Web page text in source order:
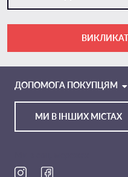
TELEGRAM
МИ В ІНШИХ МІСТАХ
ДОПОМОГА ПОКУПЦЯМ